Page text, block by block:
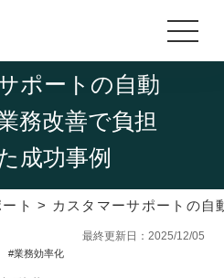
ポートの自動
務改善で負担
成功事例
ト > カスタマーサポートの自
最終更新日：2025/12/05
#業務効率化